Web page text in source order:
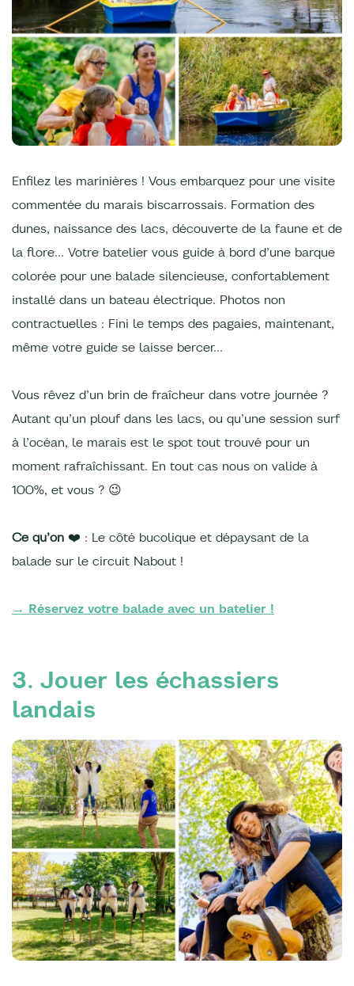
Enfilez les marinières ! Vous embarquez pour une visite
commentée du marais biscarrossais. Formation des
dunes, naissance des lacs, découverte de la faune et de
la flore… Votre batelier vous guide à bord d’une barque
colorée pour une balade silencieuse, confortablement
installé dans un bateau électrique. Photos non
contractuelles : Fini le temps des pagaies, maintenant,
même votre guide se laisse bercer…
Vous rêvez d’un brin de fraîcheur dans votre journée ?
Autant qu’un plouf dans les lacs, ou qu’une session surf
à l’océan, le marais est le spot tout trouvé pour un
moment rafraîchissant. En tout cas nous on valide à
100%, et vous ? 😉
Ce qu’on ❤️ : Le côté bucolique et dépaysant de la
balade sur le circuit Nabout !
→ Réservez votre balade avec un batelier !
3. Jouer les échassiers
landais